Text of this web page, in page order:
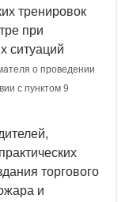
тренировок
при
ситуаций
о проведении
с пунктом 9
торгового
и